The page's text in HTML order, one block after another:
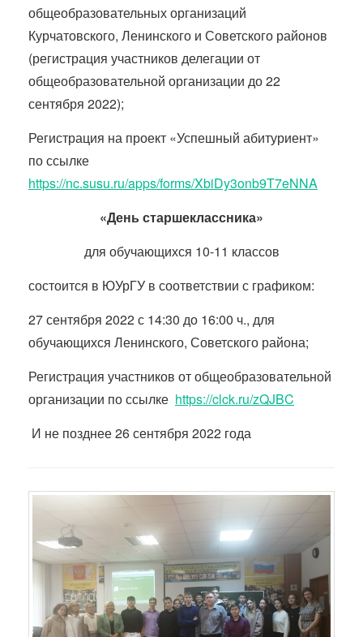
общеобразовательных организаций
Курчатовского, Ленинского и Советского районов
(регистрация участников делегации от
общеобразовательной организации до 22
сентября 2022);
Регистрация на проект «Успешный абитуриент»
по ссылке
https://nc.susu.ru/apps/forms/XbiDy3onb9T7eNNA
«День старшеклассника»
для обучающихся 10-11 классов
состоится в ЮУрГУ в соответствии с графиком:
27 сентября 2022 с 14:30 до 16:00 ч., для
обучающихся Ленинского, Советского района;
Регистрация участников от общеобразовательной
организации по ссылке https://clck.ru/zQJBC
И не позднее 26 сентября 2022 года